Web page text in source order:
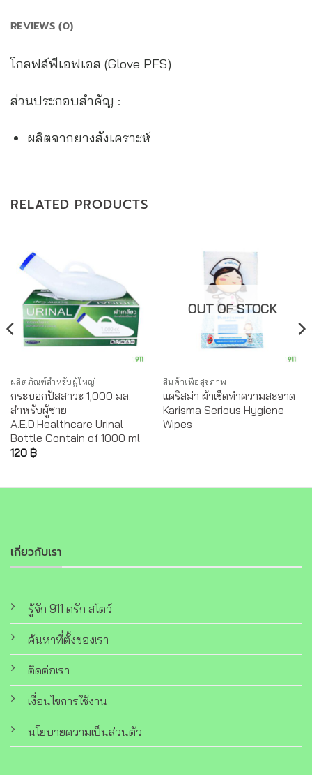
REVIEWS (0)
โกลฟส์พีเอฟเอส (Glove PFS)
ส่วนประกอบสำคัญ :
ผลิตจากยางสังเคราะห์
RELATED PRODUCTS
ผลิตภัณฑ์สำหรับผู้ใหญ่
กระบอกปัสสาวะ 1,000 มล.
สำหรับผู้ชาย
A.E.D.Healthcare Urinal
Bottle Contain of 1000 ml
120 ฿
OUT OF STOCK
สินค้าเพื่อสุขภาพ
แคริสม่า ผ้าเช็ดทำความสะอาด
Karisma Serious Hygiene
Wipes
เกี่ยวกับเรา
รู้จัก 911 ดรัก สโตว์
ค้นหาที่ตั้งของเรา
ติดต่อเรา
เงื่อนไขการใช้งาน
นโยบายความเป็นส่วนตัว